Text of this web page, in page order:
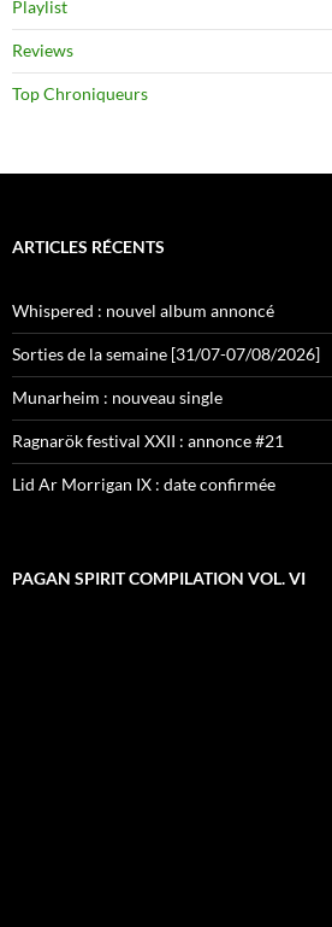
Playlist
Reviews
Top Chroniqueurs
ARTICLES RÉCENTS
Whispered : nouvel album annoncé
Sorties de la semaine [31/07-07/08/2026]
Munarheim : nouveau single
Ragnarök festival XXII : annonce #21
Lid Ar Morrigan IX : date confirmée
PAGAN SPIRIT COMPILATION VOL. VI